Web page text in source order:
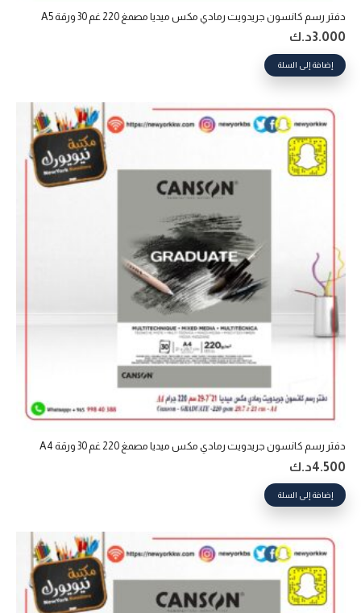
دفتر رسم كانسون جريدويت رمادي مكس ميديا مصمغ 220 غم 30 ورقة A5
3.000د.ك
إضافة إلى السلة
دفتر رسم كانسون جريدويت رمادي مكس ميديا مصمغ 220 غم 30 ورقة A4
4.500د.ك
إضافة إلى السلة